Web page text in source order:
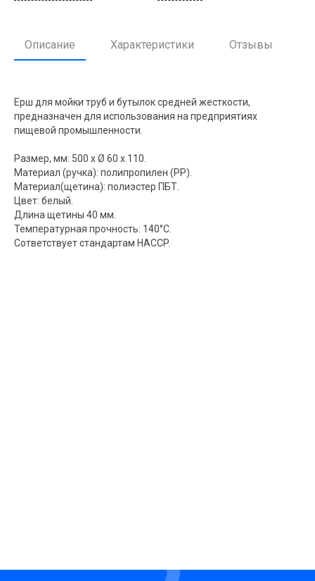
Описание Характеристики Отзывы
Ерш для мойки труб и бутылок средней жесткости,
предназначен для использования на предприятиях
пищевой промышленности.
Размер, мм: 500 x Ø 60 x 110.
Материал (ручка): полипропилен (PP).
Материал(щетина): полиэстер ПБТ.
Цвет: белый.
Длина щетины 40 мм.
Температурная прочность: 140°С.
Сответствует стандартам HACCP.